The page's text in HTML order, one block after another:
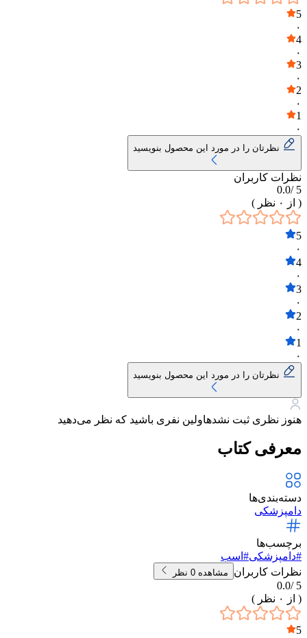
5
۰
4
۰
3
۰
2
۰
1
۰
نظرتان را در مورد این محصول بنویسید
نظرات کاربران
5 /
0.0
( از
۰ نظر )
5
۰
4
۰
3
۰
2
۰
1
۰
نظرتان را در مورد این محصول بنویسید
هنوز نظری ثبت نشدهاولین نفری باشید که نظر می‌دهید
معرفی کتاب
دسته‌بندی‌ها
دامپزشکی
برچسب‌ها
#دامپزشکی# اسب
نظرات کاربران
مشاهده 0 نظر
5 /
0.0
( از
۰ نظر )
5